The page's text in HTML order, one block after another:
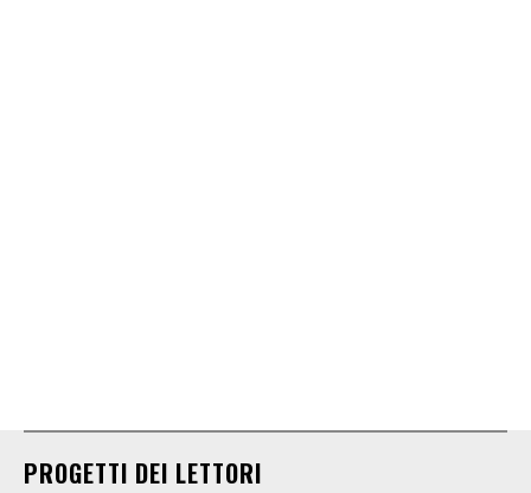
PROGETTI DEI LETTORI